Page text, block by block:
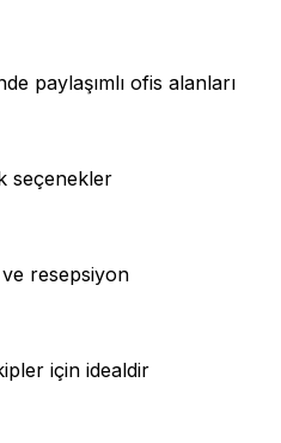
paylaşımlı ofis alanları
seçenekler
ve resepsiyon
için idealdir